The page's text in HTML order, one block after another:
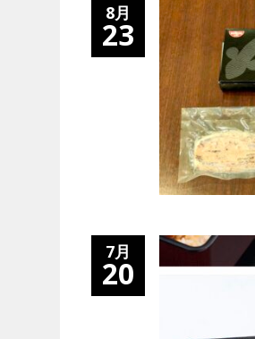
8月
23
7月
20